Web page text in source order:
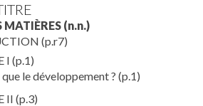
MATIÈRES (n.n.)
(p.r7)
I (p.1)
le développement ? (p.1)
II (p.3)